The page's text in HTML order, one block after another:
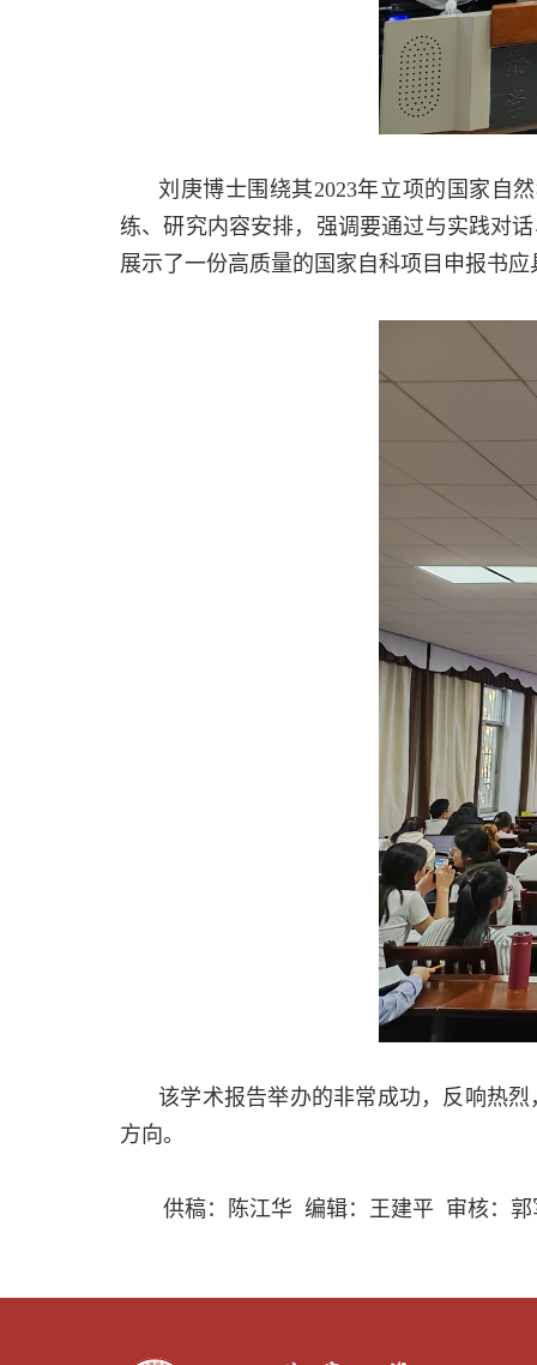
刘庚博士围绕其2023年立项的国家自
练、研究内容安排，强调要通过与实践对
展示了一份高质量的国家自科项目申报书应
该学术报告举办的非常成功，反响热
方向。
供稿：陈江华 编辑：王建平 审核：郭